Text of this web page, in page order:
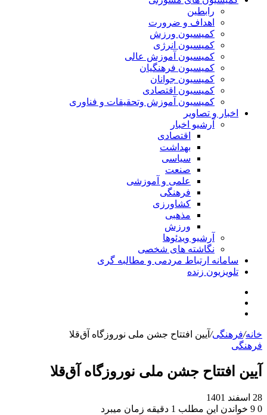
رابطین
اهداف و ضرورت
کمیسیون ورزش
کمیسیون انرژی
کمیسیون آموزش عالی
کمیسیون فرهنگیان
کمیسیون جوانان
کمیسیون اقتصادی
کمیسیون آموزش وتحقیقات و فناوری
اخبار و تصاویر
آرشیو اخبار
اقتصادی
بهداشت
سیاسی
صنعت
علمی و آموزشی
فرهنگی
کشاورزی
مذهبی
ورزش
آرشیو ویدئوها
نگاشته های شخصی
سامانه ارتباط مردمی و مطالبه گری
تلویزیون زنده
خانه/فرهنگی/ آیین افتتاح جشن ملی نوروزگاه آق‌قلا
فرهنگی
آیین افتتاح جشن ملی نوروزگاه آق‌قلا
28 اسفند 1401
0
خواندن این مطلب 1 دقیقه زمان میبرد